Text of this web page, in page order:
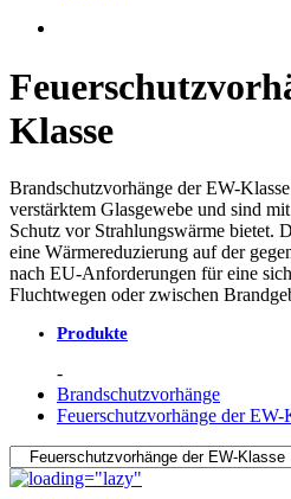
Klasse
Brandschutzvorhänge der EW-
verstärktem Glasgewebe und sind
Schutz vor Strahlungswärme bietet.
eine Wärmereduzierung auf der
nach EU-Anforderungen für eine
Fluchtwegen oder zwischen
Produkte
Brandschutzvorhänge
Feuerschutzvorhänge der EW-